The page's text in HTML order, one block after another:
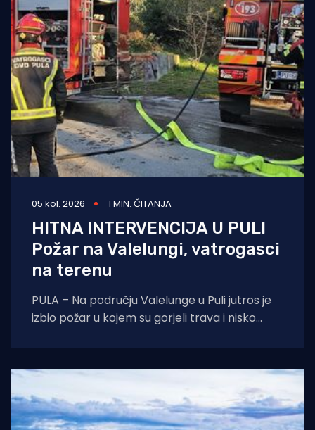
05 kol. 2026 1 MIN. ČITANJA
HITNA INTERVENCIJA U PULI
Požar na Valelungi, vatrogasci
na terenu
PULA – Na području Valelunge u Puli jutros je
izbio požar u kojem su gorjeli trava i nisko